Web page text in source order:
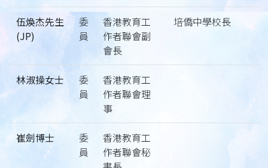
伍煥杰先生
(JP)
委
員
香港教育工
作者聯會副
會長
培僑中學校長
林淑操女士
委
員
香港教育工
作者聯會理
事
崔劍博士
委
員
香港教育工
作者聯會秘